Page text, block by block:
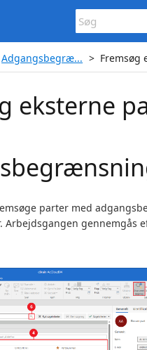
Adgangsbegræ... Fremsøg
eksterne
parter med
Arbejdsgangen gennemgås